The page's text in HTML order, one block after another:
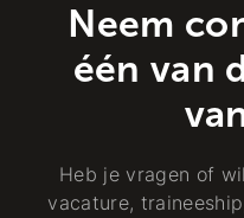
Neem
één van
Heb je vragen of
vacature,